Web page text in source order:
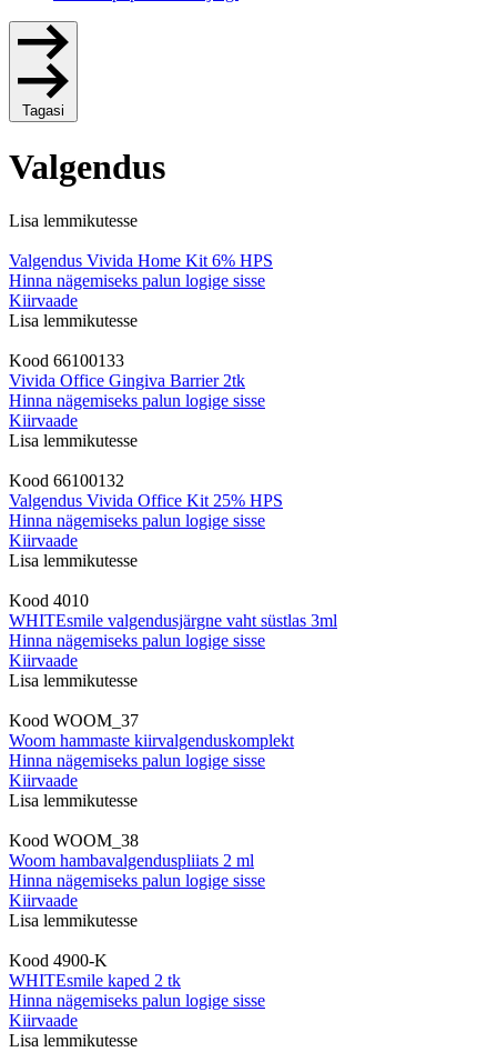
Tagasi
Valgendus
Lisa lemmikutesse
Valgendus Vivida Home Kit 6% HPS
Hinna nägemiseks palun logige sisse
Kiirvaade
Lisa lemmikutesse
Kood 66100133
Vivida Office Gingiva Barrier 2tk
Hinna nägemiseks palun logige sisse
Kiirvaade
Lisa lemmikutesse
Kood 66100132
Valgendus Vivida Office Kit 25% HPS
Hinna nägemiseks palun logige sisse
Kiirvaade
Lisa lemmikutesse
Kood 4010
WHITEsmile valgendusjärgne vaht süstlas 3ml
Hinna nägemiseks palun logige sisse
Kiirvaade
Lisa lemmikutesse
Kood WOOM_37
Woom hammaste kiirvalgenduskomplekt
Hinna nägemiseks palun logige sisse
Kiirvaade
Lisa lemmikutesse
Kood WOOM_38
Woom hambavalgenduspliiats 2 ml
Hinna nägemiseks palun logige sisse
Kiirvaade
Lisa lemmikutesse
Kood 4900-K
WHITEsmile kaped 2 tk
Hinna nägemiseks palun logige sisse
Kiirvaade
Lisa lemmikutesse